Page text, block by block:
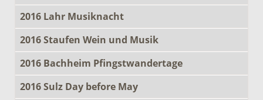
2016 Lahr Musiknacht
2016 Staufen Wein und Musik
2016 Bachheim Pfingstwandertage
2016 Sulz Day before May